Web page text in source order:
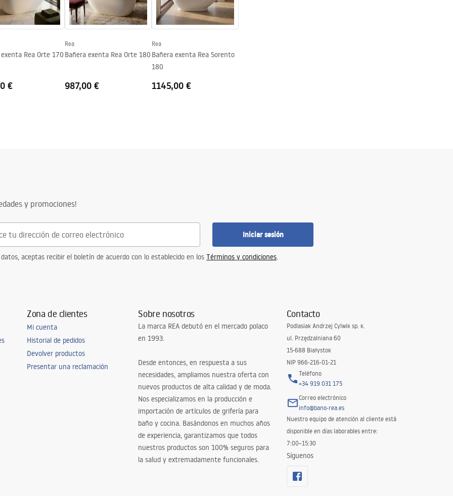
Rea Orte 170
€
Rea
Bañera exenta Rea Orte 180
987,00 €
Rea
Bañera exenta Rea Sorento
180
1145,00 €
y promociones!
Iniciar sesión
aceptas recibir el boletín de acuerdo con lo establecido en los Términos y condiciones.
Zona de clientes
Mi cuenta
Historial de pedidos
Devolver productos
Presentar una reclamación
Sobre nosotros
La marca REA debutó en el mercado polaco
en 1993.
Desde entonces, en respuesta a sus
necesidades, ampliamos nuestra oferta con
nuevos productos de alta calidad y de moda.
Nos especializamos en la producción e
importación de artículos de grifería para
baño y cocina. Basándonos en muchos años
de experiencia, garantizamos que todos
nuestros productos son 100% seguros para
la salud y extremadamente funcionales.
Contacto
Podlasiak Andrzej Cylwik sp. k.
ul. Przędzalniana 60
15-688 Białystok
NIP 966-216-01-21
Teléfono
+34 919 031 175
Correo electrónico
info@bano-rea.es
Nuestro equipo de atención al cliente está
disponible en días laborables entre:
7:00–15:30
Síguenos